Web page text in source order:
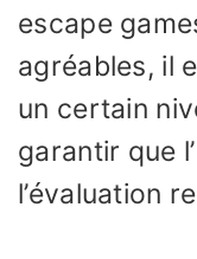
escape
agréables, il
un certain
garantir que
l’évaluation